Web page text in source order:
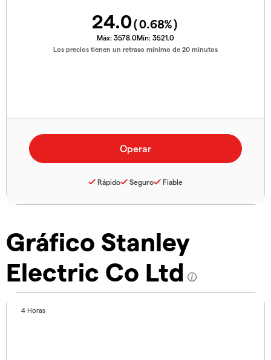
Gráfico Stanley
Electric Co Ltd
4 Horas
24.0(0.68%)
Máx: 3578.0Mín: 3521.0
Los precios tienen un retraso mínimo de 20 minutos
Rápido Seguro Fiable